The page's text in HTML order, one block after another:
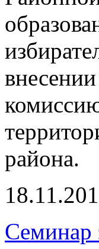
района.
Семинар